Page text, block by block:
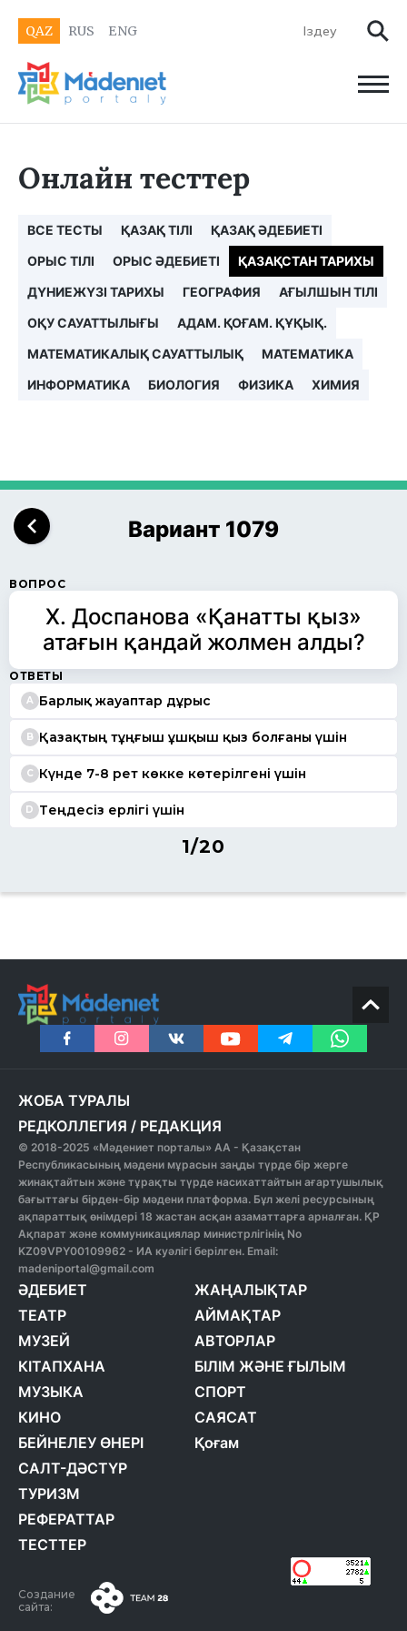
QAZ RUS ENG
Онлайн тесттер
ВСЕ ТЕСТЫ ҚАЗАҚ ТІЛІ
ҚАЗАҚ ӘДЕБИЕТІ
ОРЫС ТІЛІ
ОРЫС ӘДЕБИЕТІ
ҚАЗАҚСТАН ТАРИХЫ
ДҮНИЕЖҮЗІ ТАРИХЫ
ГЕОГРАФИЯ
АҒЫЛШЫН ТІЛІ
ОҚУ САУАТТЫЛЫҒЫ
АДАМ. ҚОҒАМ. ҚҰҚЫҚ.
МАТЕМАТИКАЛЫҚ САУАТТЫЛЫҚ
МАТЕМАТИКА
ИНФОРМАТИКА
БИОЛОГИЯ ФИЗИКА ХИМИЯ
Вариант 1079
ВОПРОС
Х. Доспанова «Қанатты қыз»
атағын қандай жолмен алды?
ОТВЕТЫ
A Барлық жауаптар дұрыс
B Қазақтың тұңғыш ұшқыш қыз болғаны үшін
C Күнде 7-8 рет көкке көтерілгені үшін
D Теңдесіз ерлігі үшін
1/20
ЖОБА ТУРАЛЫ
РЕДКОЛЛЕГИЯ / РЕДАКЦИЯ
© 2018-2025 «Мәдениет порталы» АА - Қазақстан
Республикасының мәдени мұрасын заңды түрде бір жерге
жинақтайтын және тұрақты түрде насихаттайтын ағартушылық
бағыттағы бірден-бір мәдени платформа. Бұл желі ресурсының
ақпараттық өнімдері 18 жастан асқан азаматтарға арналған. ҚР
Ақпарат және коммуникациялар министрлігінің No
KZ09VPY00109962 - ИА куәлігі берілген. Email:
madeniportal@gmail.com
ӘДЕБИЕТ
ТЕАТР
МУЗЕЙ
КІТАПХАНА
МУЗЫКА
КИНО
БЕЙНЕЛЕУ ӨНЕРІ
САЛТ-ДӘСТҮР
ТУРИЗМ
РЕФЕРАТТАР
ТЕСТТЕР
ЖАҢАЛЫҚТАР
АЙМАҚТАР
АВТОРЛАР
БІЛІМ ЖӘНЕ ҒЫЛЫМ
СПОРТ
САЯСАТ
Қоғам
Создание
сайта: